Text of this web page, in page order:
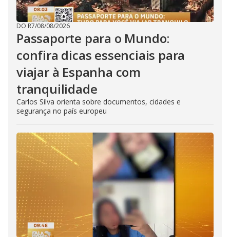
DO R7/08/08/2026
Passaporte para o Mundo:
confira dicas essenciais para
viajar à Espanha com
tranquilidade
Carlos Silva orienta sobre documentos, cidades e
segurança no país europeu